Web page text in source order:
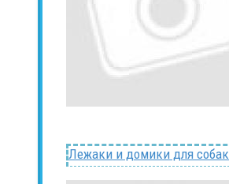
Лежаки и домики для собак